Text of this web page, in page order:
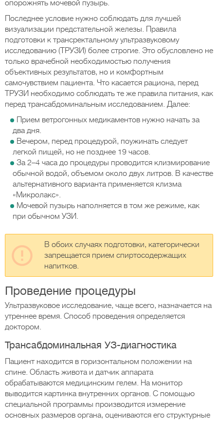
опорожнять мочевой пузырь.
Последнее условие нужно соблюдать для лучшей
визуализации предстательной железы. Правила
подготовки к трансректальному ультразвуковому
исследованию (ТРУЗИ) более строгие. Это обусловлено не
только врачебной необходимостью получения
объективных результатов, но и комфортным
самочувствием пациента. Что касается рациона, перед
ТРУЗИ необходимо соблюдать те же правила питания, как
перед трансабдоминальным исследованием. Далее:
Прием ветрогонных медикаментов нужно начать за
два дня.
Вечером, перед процедурой, поужинать следует
легкой пищей, но не позднее 19 часов.
За 2–4 часа до процедуры проводится клизмирование
обычной водой, объемом около двух литров. В качестве
альтернативного варианта применяется клизма
«Микролакс».
Мочевой пузырь наполняется в том же режиме, как
при обычном УЗИ.
В обоих случаях подготовки, категорически
запрещается прием спиртосодержащих
напитков.
Проведение процедуры
Ультразвуковое исследование, чаще всего, назначается на
утреннее время. Способ проведения определяется
доктором.
Трансабдоминальная УЗ-диагностика
Пациент находится в горизонтальном положении на
спине. Область живота и датчик аппарата
обрабатываются медицинским гелем. На монитор
выводится картинка внутренних органов. С помощью
специальной программы производится измерение
основных размеров органа, оцениваются его структурные